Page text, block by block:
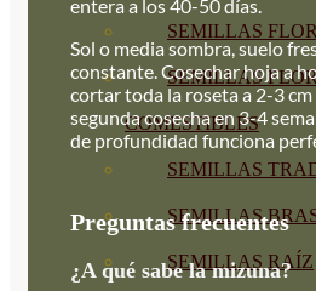
SEMILLAS
SEMILLAS
COMESTIBLES
SEMILLAS
SEMILLAS
SEMILLAS RAÍZ
entera a los 40-50 días.
Sol o media sombra, suelo
constante. Cosechar hoja a
cortar toda la roseta a 2-3
segunda cosecha en 3-4
de profundidad funciona
Preguntas frecuentes
¿A qué sabe la mizuna?